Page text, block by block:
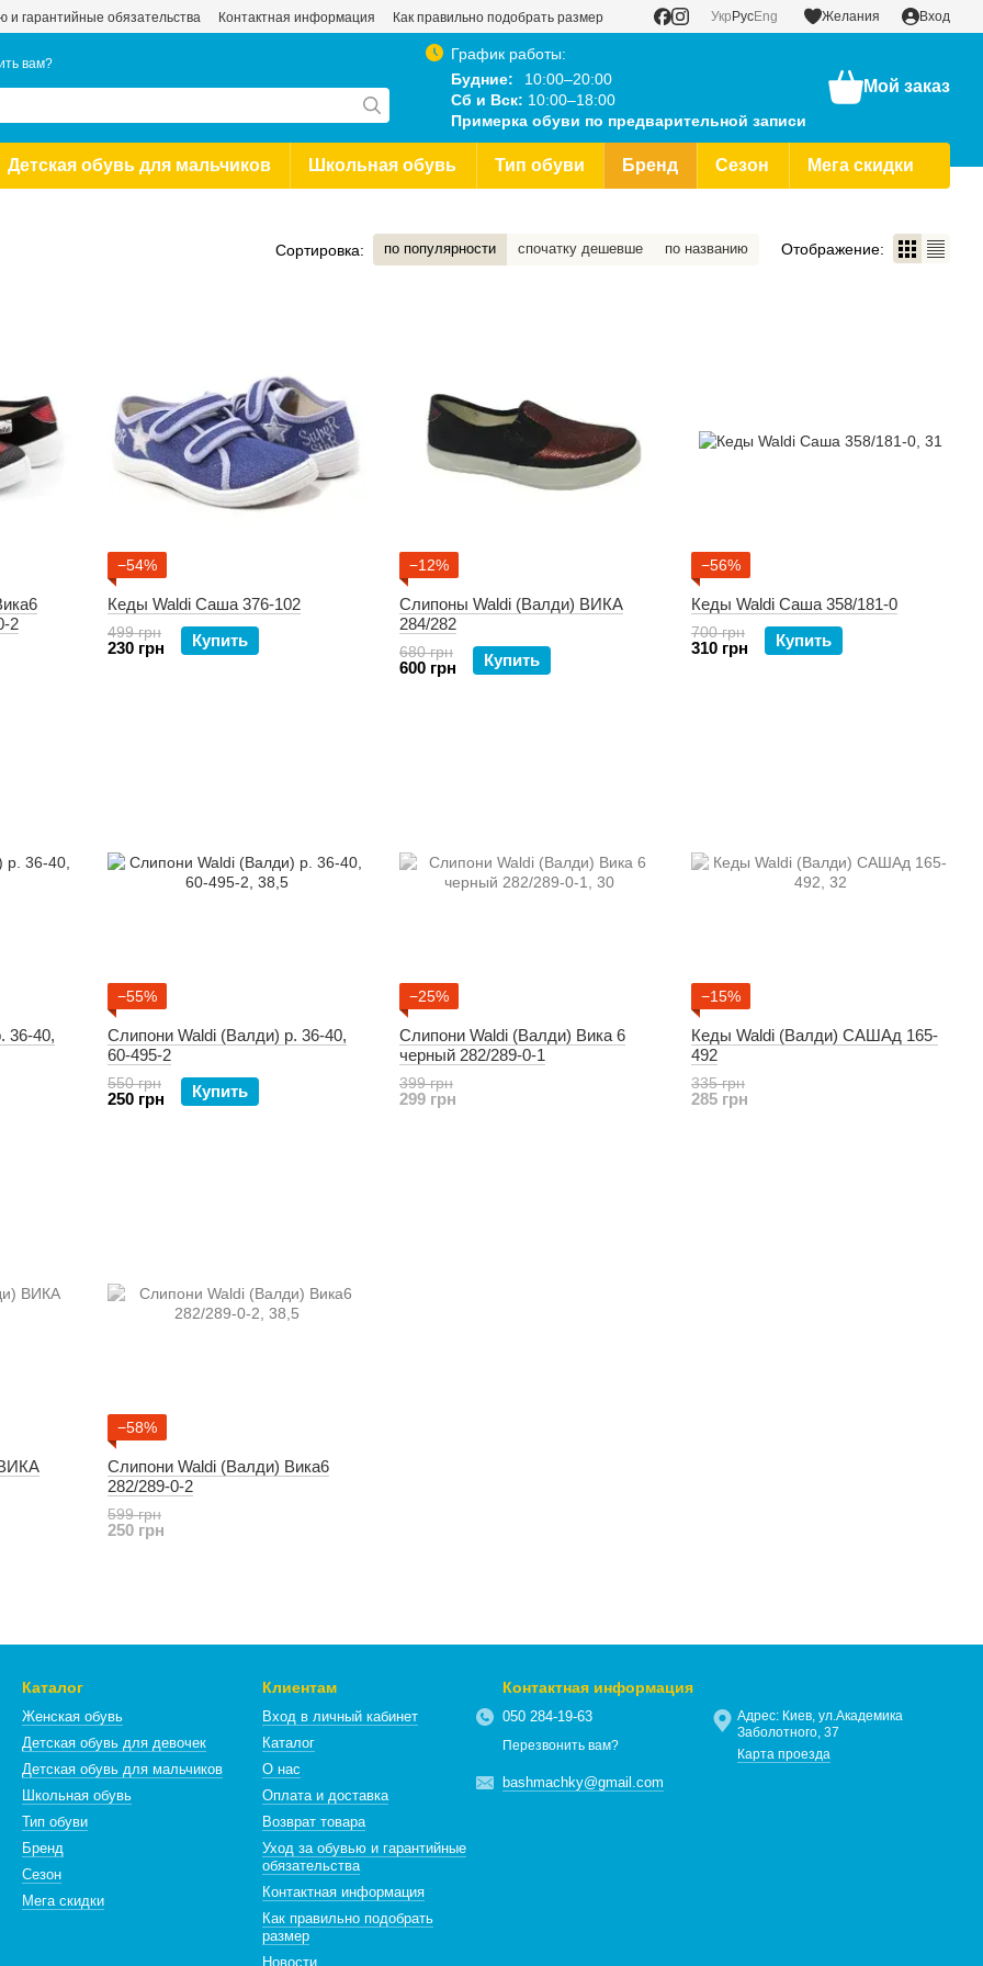
и гарантийные обязательства Контактная информация
Как правильно подобрать размер
Укр РусEng Желания Вход
вам?
График работы:
Будние:
10:00–20:00
Сб и Вск: 10:00–18:00
Примерка обуви по предварительной записи
Мой заказ
Детская обувь для мальчиков Школьная обувь Тип обуви Бренд Сезон Мега скидки
Сортировка: по популярности спочатку дешевше по названию Отображение:
2
−54%
Кеды Waldi Саша 376-102
499 грн
230 грн Купить
−12%
Слипоны Waldi (Валди) ВИКА
284/282
680 грн
600 грн Купить
−56%
Кеды Waldi Саша 358/181-0
700 грн
310 грн Купить
36-40,
−55%
Слипони Waldi (Валди) р. 36-40,
60-495-2
550 грн
250 грн Купить
−25%
Слипони Waldi (Валди) Вика 6
черный 282/289-0-1
399 грн
299 грн
−15%
Кеды Waldi (Валди) САШАд 165-
492
335 грн
285 грн
−58%
Слипони Waldi (Валди) Вика6
282/289-0-2
599 грн
250 грн
Каталог
Женская обувь
Детская обувь для девочек
Детская обувь для мальчиков
Школьная обувь
Тип обуви
Бренд
Сезон
Мега скидки
Клиентам
Вход в личный кабинет
Каталог
О нас
Оплата и доставка
Возврат товара
Уход за обувью и гарантийные
обязательства
Контактная информация
Как правильно подобрать
размер
Новости
Контактная информация
050 284-19-63
Перезвонить вам?
bashmachky@gmail.com
Адрес: Киев, ул.Академика
Заболотного, 37
Карта проезда